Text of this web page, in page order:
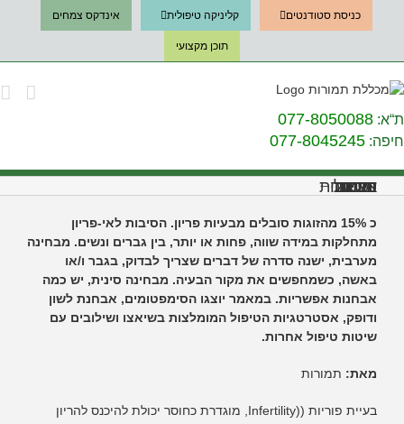
כניסת סטודנטים קליניקה טיפולית אינדקס צמחים
תוכן מקצועי
ת“א: 077-8050088
חיפה: 077-8045245
בעיות פוריות – אבחנה וטיפול: רפואה סינית ומערבית
כ 15% מהזוגות סובלים מבעיות פריון. הסיבות לאי-פריון
מתחלקות במידה שווה, פחות או יותר, בין גברים ונשים. מבחינה
מערבית, ישנה סדרה של דברים שצריך לבדוק, בגבר ו/או
באשה, כשמחפשים את מקור הבעיה. מבחינה סינית, יש כמה
אבחנות אפשריות. במאמר יוצגו הסימפטומים, אבחנת לשון
ודופק, אסטרטגיות הטיפול המומלצות בשיאצו ושילובים עם
שיטות טיפול אחרות.
מאת: תמורות
בעיית פוריות ((Infertility, מוגדרת כחוסר יכולת להיכנס להריון